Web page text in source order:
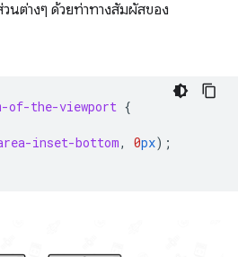
นต่างๆ ด้วยท่าทางสัมผัสของ
of-the-viewport {
inset-bottom, 0px);